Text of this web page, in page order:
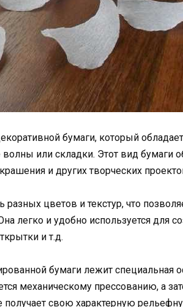
бумаги, который
или складки. Этот вид бумаги
и других творческих
цветов и текстур, что
легко и удобно используется для
и т.д.
бумаги лежит специальная
механическому прессованию, а
свою характерную